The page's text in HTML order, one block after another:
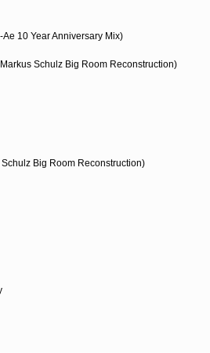
10 Year Anniversary Mix)
Schulz Big Room Reconstruction)
Big Room Reconstruction)